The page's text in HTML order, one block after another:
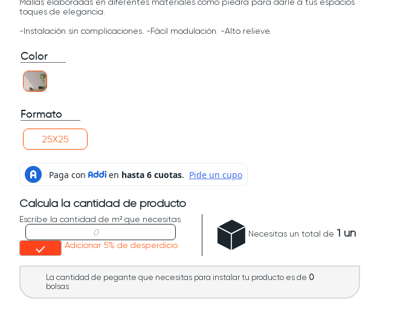
toques de elegancia.
-Instalación sin complicaciones. -Fácil modulación. -Alto relieve.
Color
Formato
25X25
Calcula la cantidad de producto
Escribe la cantidad de m² que necesitas
Adicionar 5% de desperdicio
Necesitas un total de 1 un
La cantidad de pegante que necesitas para instalar tu producto es de 0
bolsas